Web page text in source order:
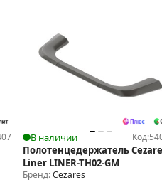
В наличии Код:
Полотенцедержатель
Liner LINER-TH02-GM
Бренд:Cezares